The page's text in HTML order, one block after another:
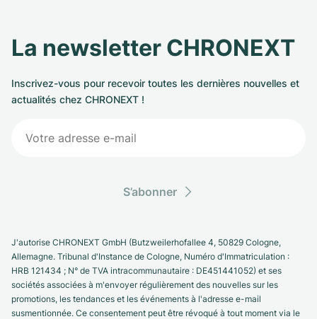
La newsletter CHRONEXT
Inscrivez-vous pour recevoir toutes les dernières nouvelles et
actualités chez CHRONEXT !
S’abonner
J'autorise CHRONEXT GmbH (Butzweilerhofallee 4, 50829 Cologne,
Allemagne. Tribunal d'Instance de Cologne, Numéro d'Immatriculation :
HRB 121434 ; N° de TVA intracommunautaire : DE451441052) et ses
sociétés associées à m'envoyer régulièrement des nouvelles sur les
promotions, les tendances et les événements à l'adresse e-mail
susmentionnée. Ce consentement peut être révoqué à tout moment via le